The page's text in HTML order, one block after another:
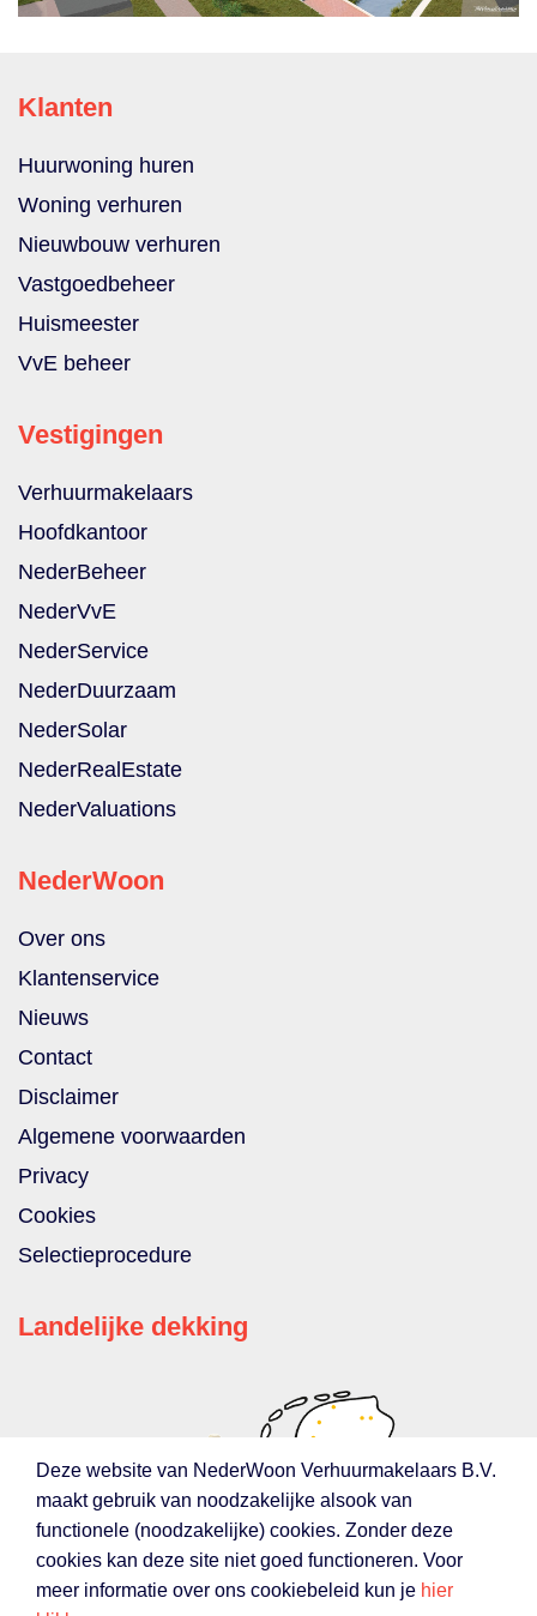
Klanten
Huurwoning huren
Woning verhuren
Nieuwbouw verhuren
Vastgoedbeheer
Huismeester
VvE beheer
Vestigingen
Verhuurmakelaars
Hoofdkantoor
NederBeheer
NederVvE
NederService
NederDuurzaam
NederSolar
NederRealEstate
NederValuations
NederWoon
Over ons
Klantenservice
Nieuws
Contact
Disclaimer
Algemene voorwaarden
Privacy
Cookies
Selectieprocedure
Landelijke dekking
Deze website van NederWoon Verhuurmakelaars B.V.
maakt gebruik van noodzakelijke alsook van
functionele (noodzakelijke) cookies. Zonder deze
cookies kan deze site niet goed functioneren. Voor
meer informatie over ons cookiebeleid kun je hier